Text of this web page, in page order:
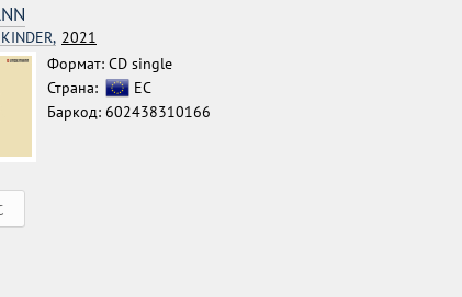
2021
Формат: CD single
Страна:
ЕС
Баркод: 602438310166